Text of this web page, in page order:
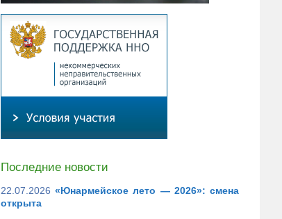
Последние новости
22.07.2026 «Юнармейское лето — 2026»: смена
открыта